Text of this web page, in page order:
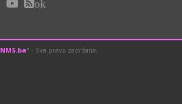
ok
NMS.ba" - Sva prava zadržana.